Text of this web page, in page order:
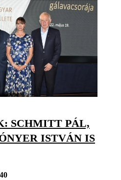
SCHMITT PÁL,
ISTVÁN IS